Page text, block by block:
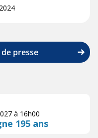
presse
à 16h00
195 ans